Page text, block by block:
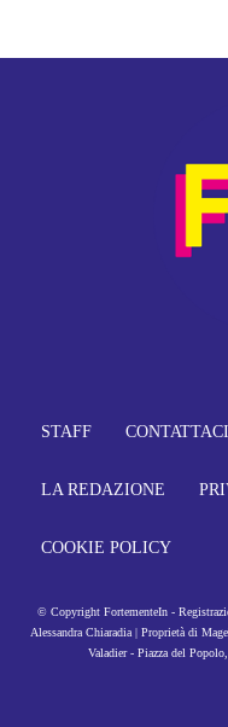
STAFF CONTATTACI
LA REDAZIONE
COOKIE POLICY
© Copyright FortementeIn -
Alessandra Chiaradia | Proprietà di
Valadier - Piazza del